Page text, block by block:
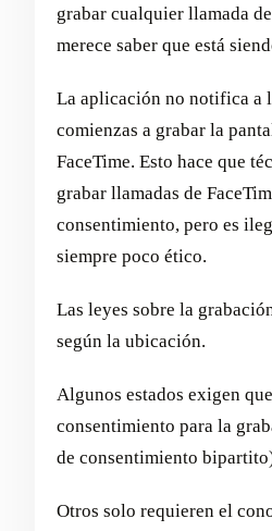
grabar cualquier llamada
merece saber que está
La aplicación no notifica a
comienzas a grabar la
FaceTime. Esto hace que
grabar llamadas de
consentimiento, pero es
siempre poco ético.
Las leyes sobre la
según la ubicación.
Algunos estados exigen
consentimiento para la
de consentimiento
Otros solo requieren el